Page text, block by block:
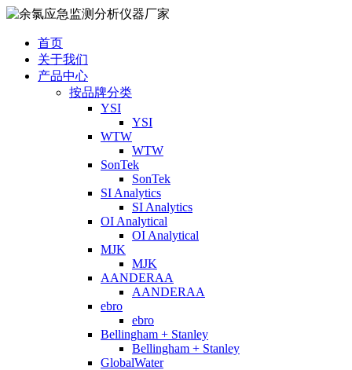
首页
关于我们
产品中心
按品牌分类
YSI
YSI
WTW
WTW
SonTek
SonTek
SI Analytics
SI Analytics
OI Analytical
OI Analytical
MJK
MJK
AANDERAA
AANDERAA
ebro
ebro
Bellingham + Stanley
Bellingham + Stanley
GlobalWater